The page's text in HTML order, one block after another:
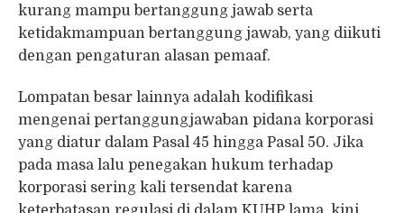
kurang mampu bertanggung jawab serta
ketidakmampuan bertanggung jawab, yang diikuti
dengan pengaturan alasan pemaaf.
Lompatan besar lainnya adalah kodifikasi
mengenai pertanggungjawaban pidana korporasi
yang diatur dalam Pasal 45 hingga Pasal 50. Jika
pada masa lalu penegakan hukum terhadap
korporasi sering kali tersendat karena